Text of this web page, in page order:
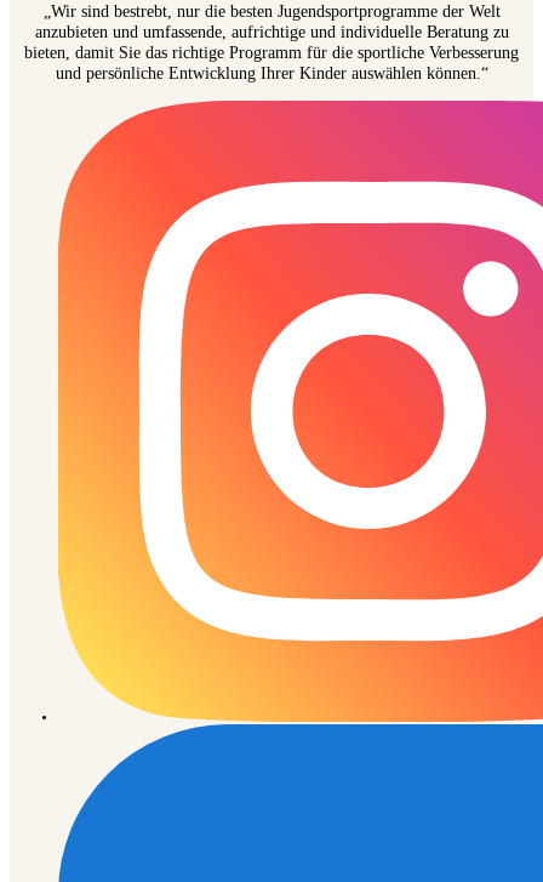
„Wir sind bestrebt, nur die besten Jugendsportprogramme der Welt
anzubieten und umfassende, aufrichtige und individuelle Beratung zu
bieten, damit Sie das richtige Programm für die sportliche Verbesserung
und persönliche Entwicklung Ihrer Kinder auswählen können.“